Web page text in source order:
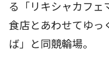
る「リキシャカフェ
食店とあわせてゆっ
ば」と同競輪場。